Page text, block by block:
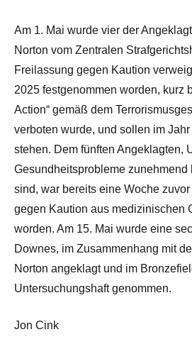
Am 1. Mai wurde vier der
Norton vom Zentralen
Freilassung gegen Kaution
2025 festgenommen worden, kurz
Action“ gemäß dem
verboten wurde, und sollen im
stehen. Dem fünften Angeklagten,
Gesundheitsprobleme zunehmend
sind, war bereits eine Woche
gegen Kaution aus medizinischen
worden. Am 15. Mai wurde eine
Downes, im Zusammenhang mit
Norton angeklagt und im
Untersuchungshaft genommen.
Jon Cink